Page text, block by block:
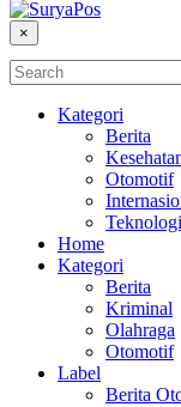
×
Kategori
Berita
Otomotif
Teknologi
Home
Kategori
Berita
Kriminal
Olahraga
Otomotif
Label
Berita